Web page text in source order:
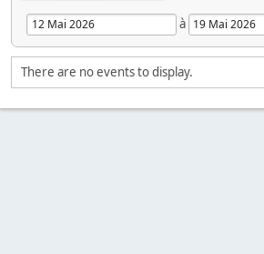
à
There are no events to display.